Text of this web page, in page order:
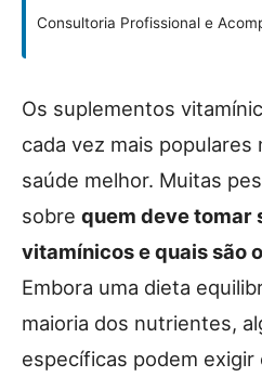
Consultoria Profissional e
Os suplementos
cada vez mais populares
saúde melhor. Muitas
sobre quem deve tomar
vitamínicos e quais são
Embora uma dieta
maioria dos nutrientes,
específicas podem exigir